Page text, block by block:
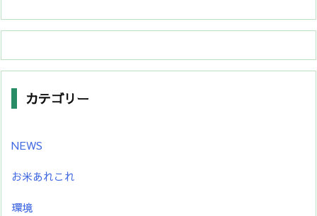
カテゴリー
NEWS
お米あれこれ
環境